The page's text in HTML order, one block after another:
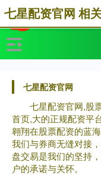
七星配资官网
七星配资官网,股
首页,大的正规配资平
翱翔在股票配资的蓝
我们与券商无缝对接
盘交易是我们的坚持
户的承诺与关怀。
七星配资官网 相